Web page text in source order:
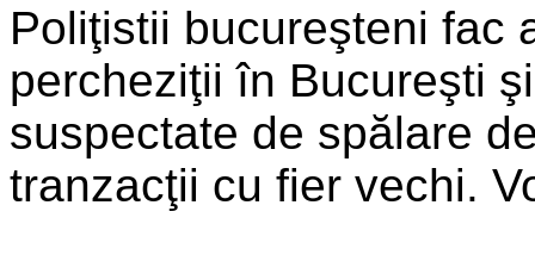
Poliţistii bucureşteni fac
percheziţii în Bucureşti
suspectate de spălare
tranzacţii cu fier vechi.